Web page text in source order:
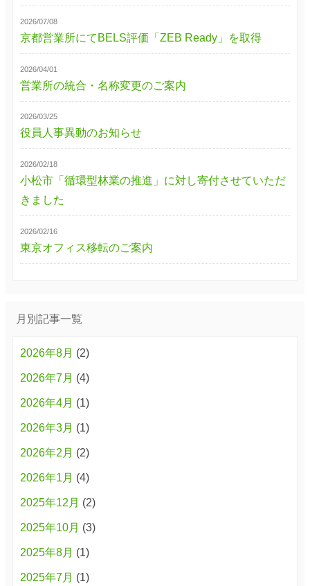
2026/07/08
京都営業所にてBELS評価「ZEB Ready」を取得
2026/04/01
営業所の統合・名称変更のご案内
2026/03/25
役員人事異動のお知らせ
2026/02/18
小松市「循環型林業の推進」に対し寄付させていただ
きました
2026/02/16
東京オフィス移転のご案内
月別記事一覧
2026年8月 (2)
2026年7月 (4)
2026年4月 (1)
2026年3月 (1)
2026年2月 (2)
2026年1月 (4)
2025年12月 (2)
2025年10月 (3)
2025年8月 (1)
2025年7月 (1)